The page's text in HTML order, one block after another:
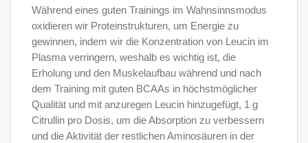
Während eines guten Trainings im Wahnsinnsmodus
oxidieren wir Proteinstrukturen, um Energie zu
gewinnen, indem wir die Konzentration von Leucin im
Plasma verringern, weshalb es wichtig ist, die
Erholung und den Muskelaufbau während und nach
dem Training mit guten BCAAs in höchstmöglicher
Qualität und mit anzuregen Leucin hinzugefügt, 1 g
Citrullin pro Dosis, um die Absorption zu verbessern
und die Aktivität der restlichen Aminosäuren in der